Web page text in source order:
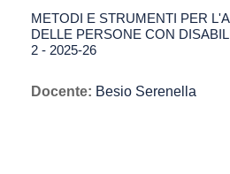
METODI E STRUMENTI PER
DELLE PERSONE CON
2 - 2025-26
Docente: Besio Serenella